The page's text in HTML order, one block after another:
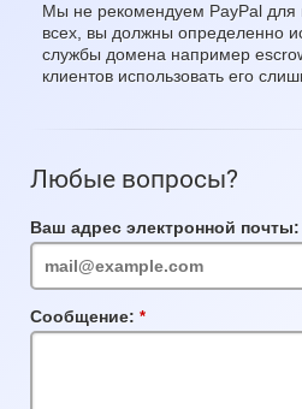
Мы не рекомендуем PayPal
всех, вы должны определенно
службы домена например
клиентов использовать его
Любые вопросы?
Ваш адрес электронной почты:
Сообщение:
поле